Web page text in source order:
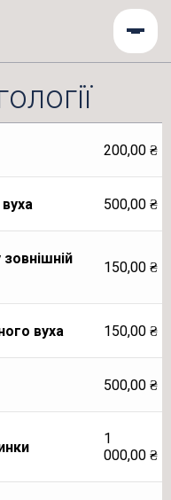
200,00 ₴
500,00 ₴
150,00 ₴
вуха 150,00 ₴
500,00 ₴
1
000,00 ₴